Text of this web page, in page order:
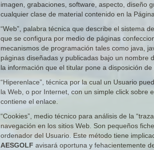
imagen, grabaciones, software, aspecto, diseño
cualquier clase de material contenido en la
“Web”, palabra técnica que describe el sistema
que se configura por medio de páginas
mecanismos de programación tales como java,
páginas diseñadas y publicadas bajo un nombre
la información que el titular pone a disposición
“Hiperenlace”, técnica por la cual un Usuario
la Web, o por Internet, con un simple click sobre
contiene el enlace.
“Cookies”, medio técnico para análisis de la
navegación en los sitios Web. Son pequeños
ordenador del Usuario. Este método tiene
AESGOLF avisará oportuna y fehacientemente